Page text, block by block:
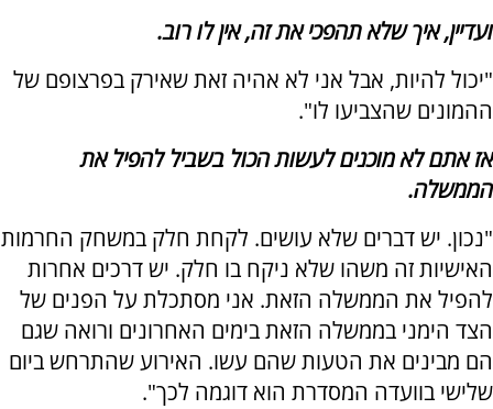
ועדיין, איך שלא תהפכי את זה, אין לו רוב.
"יכול להיות, אבל אני לא אהיה זאת שאירק בפרצופם של
ההמונים שהצביעו לו".
אז אתם לא מוכנים לעשות הכול בשביל להפיל את
הממשלה.
"נכון. יש דברים שלא עושים. לקחת חלק במשחק החרמות
האישיות זה משהו שלא ניקח בו חלק. יש דרכים אחרות
להפיל את הממשלה הזאת. אני מסתכלת על הפנים של
הצד הימני בממשלה הזאת בימים האחרונים ורואה שגם
הם מבינים את הטעות שהם עשו. האירוע שהתרחש ביום
שלישי בוועדה המסדרת הוא דוגמה לכך".